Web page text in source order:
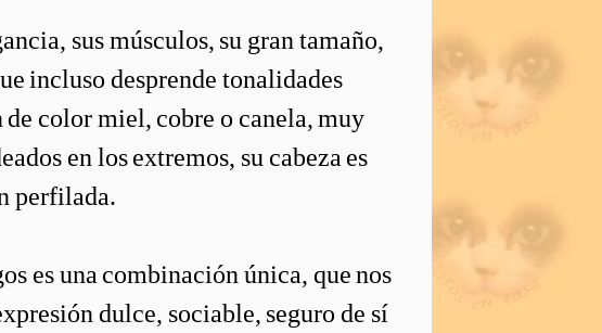
sus músculos, su gran tamaño,
incluso desprende tonalidades
de color miel, cobre o canela, muy
en los extremos, su cabeza es
perfilada.
es una combinación única, que nos
dulce, sociable, seguro de sí